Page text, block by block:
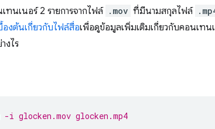
ทนเนอร์ 2 รายการจากไฟล์ .mov ที่มีนามสกุลไฟล์
องต้นเกี่ยวกับไฟล์สื่อเพื่อดูข้อมูลเพิ่มเติมเกี่ยวกับคอนเท
งไร
-i glocken.mov glocken.mp4